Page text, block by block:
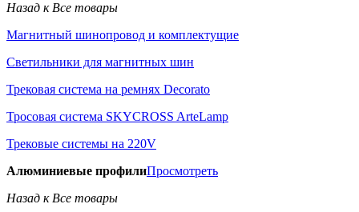
Назад к Все товары
Магнитный шинопровод и комплектущие
Светильники для магнитных шин
Трековая система на ремнях Decorato
Тросовая система SKYCROSS ArteLamp
Трековые системы на 220V
Алюминиевые профилиПросмотреть
Назад к Все товары